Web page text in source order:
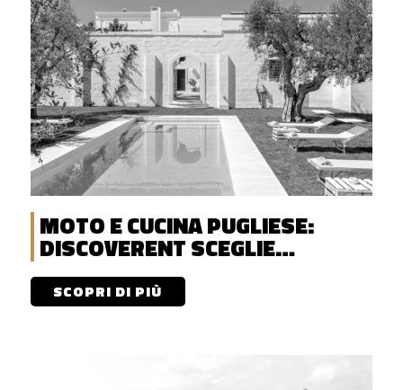
MOTO E CUCINA PUGLIESE:
DISCOVERENT SCEGLIE
MASSERIA NARDUCCI
SCOPRI DI PIÙ